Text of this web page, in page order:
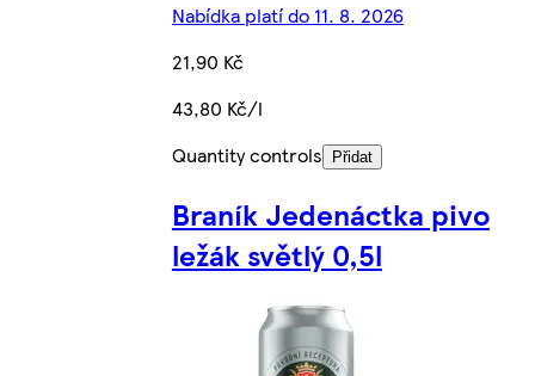
Nabídka platí do 11. 8. 2026
21,90 Kč
43,80 Kč/l
Quantity controls
Přidat
Braník Jedenáctka pivo
ležák světlý 0,5l